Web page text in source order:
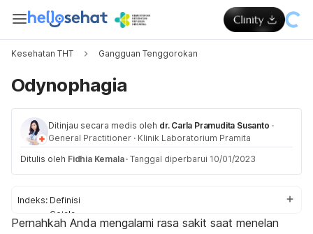
Kesehatan THT Gangguan Tenggorokan
Odynophagia
Ditinjau secara medis oleh dr. Carla Pramudita Susanto ·
General Practitioner · Klinik Laboratorium Pramita
Ditulis oleh Fidhia Kemala · Tanggal diperbarui 10/01/2023
Indeks: Definisi
Gejala
Penyebab
Pernahkah Anda mengalami rasa sakit saat menelan